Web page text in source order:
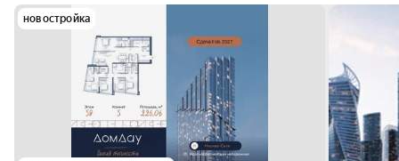
новостройка